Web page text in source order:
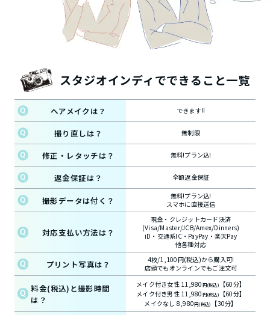
スタジオインディでできること一覧
ヘアメイクは？ できます!!
撮り直しは？ 無制限
修正・レタッチは？ 無料!プラン込!
返金保証は？ 全額返金保証
撮影データは付く？
無料!プラン込!
スマホに直接送信
対応支払い方法は？
現金・クレジットカード決済
(Visa/Master/JCB/Amex/Dinners)
iD・交通系IC・PayPay・楽天Pay
他各種対応
プリント写真は？
4枚/1,100円(税込)から購入可!
店頭でもオンラインでもご注文可
料金(税込)と撮影時間
は？
メイク付き女性 11,980 円(税込)
【60分】
メイク付き男性 11,980 円(税込)
【60分】
メイクなし 8,980円(税込) 【30分】